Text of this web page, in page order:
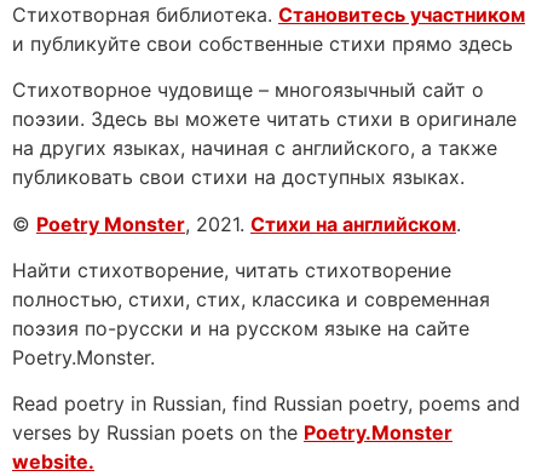
Стихотворная библиотека. Становитесь участником
и публикуйте свои собственные стихи прямо здесь
Стихотворное чудовище – многоязычный сайт о
поэзии. Здесь вы можете читать стихи в оригинале
на других языках, начиная с английского, а также
публиковать свои стихи на доступных языках.
© Poetry Monster, 2021. Стихи на английском.
Найти стихотворение, читать стихотворение
полностью, стихи, стих, классика и современная
поэзия по-русски и на русском языке на сайте
Poetry.Monster.
Read poetry in Russian, find Russian poetry, poems and
verses by Russian poets on the Poetry.Monster
website.